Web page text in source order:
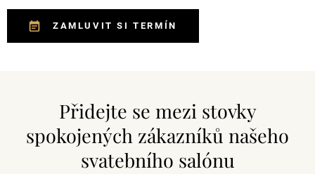
ZAMLUVIT SI TERMÍN
Přidejte se mezi stovky
spokojených zákazníků našeho
svatebního salónu